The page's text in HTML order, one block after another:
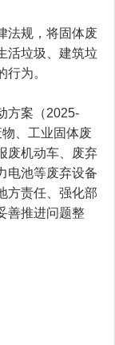
法规，将固体废
活垃圾、建筑垃
为。
方案（2025-
、工业固体废
废机动车、废弃
电池等废弃设备
方责任、强化部
善推进问题整